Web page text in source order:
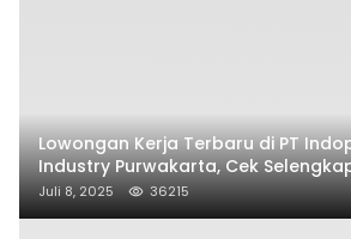
Lowongan Kerja Terbaru di PT
Industry Purwakarta, Cek
Juli 8, 2025 36215